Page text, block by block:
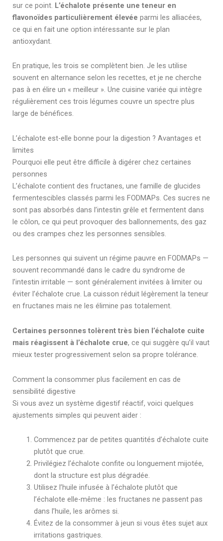
sur ce point. L’échalote présente une teneur en
flavonoïdes particulièrement élevée parmi les alliacées,
ce qui en fait une option intéressante sur le plan
antioxydant.
En pratique, les trois se complètent bien. Je les utilise
souvent en alternance selon les recettes, et je ne cherche
pas à en élire un « meilleur ». Une cuisine variée qui intègre
régulièrement ces trois légumes couvre un spectre plus
large de bénéfices.
L’échalote est-elle bonne pour la digestion ? Avantages et
limites
Pourquoi elle peut être difficile à digérer chez certaines
personnes
L’échalote contient des fructanes, une famille de glucides
fermentescibles classés parmi les FODMAPs. Ces sucres ne
sont pas absorbés dans l’intestin grêle et fermentent dans
le côlon, ce qui peut provoquer des ballonnements, des gaz
ou des crampes chez les personnes sensibles.
Les personnes qui suivent un régime pauvre en FODMAPs —
souvent recommandé dans le cadre du syndrome de
l’intestin irritable — sont généralement invitées à limiter ou
éviter l’échalote crue. La cuisson réduit légèrement la teneur
en fructanes mais ne les élimine pas totalement.
Certaines personnes tolèrent très bien l’échalote cuite
mais réagissent à l’échalote crue, ce qui suggère qu’il vaut
mieux tester progressivement selon sa propre tolérance.
Comment la consommer plus facilement en cas de
sensibilité digestive
Si vous avez un système digestif réactif, voici quelques
ajustements simples qui peuvent aider :
Commencez par de petites quantités d’échalote cuite
plutôt que crue.
Privilégiez l’échalote confite ou longuement mijotée,
dont la structure est plus dégradée.
Utilisez l’huile infusée à l’échalote plutôt que
l’échalote elle-même : les fructanes ne passent pas
dans l’huile, les arômes si.
Évitez de la consommer à jeun si vous êtes sujet aux
irritations gastriques.